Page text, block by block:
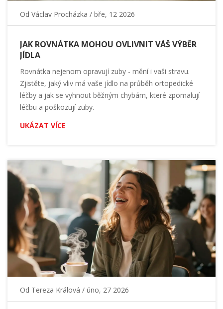
Od Václav Procházka / bře, 12 2026
JAK ROVNÁTKA MOHOU OVLIVNIT VÁŠ VÝBĚR
JÍDLA
Rovnátka nejenom opravují zuby - mění i vaši stravu.
Zjistěte, jaký vliv má vaše jídlo na průběh ortopedické
léčby a jak se vyhnout běžným chybám, které zpomalují
léčbu a poškozují zuby.
UKÁZAT VÍCE
Od Tereza Králová / úno, 27 2026